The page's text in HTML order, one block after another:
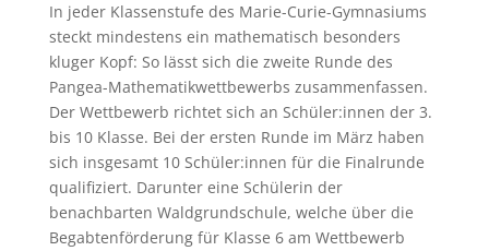
In jeder Klassenstufe des Marie-Curie-Gymnasiums
steckt mindestens ein mathematisch besonders
kluger Kopf: So lässt sich die zweite Runde des
Pangea-Mathematikwettbewerbs zusammenfassen.
Der Wettbewerb richtet sich an Schüler:innen der 3.
bis 10 Klasse. Bei der ersten Runde im März haben
sich insgesamt 10 Schüler:innen für die Finalrunde
qualifiziert. Darunter eine Schülerin der
benachbarten Waldgrundschule, welche über die
Begabtenförderung für Klasse 6 am Wettbewerb